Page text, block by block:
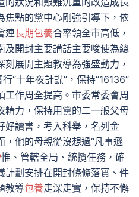
焦點的黨中心剛強引導下，依
連長期包養合率領全市高低，
及開封主要講話主要唆使為總
展開主題教導為強盛動力，
“十年夜計謀”，保持“16136”
作周全提高。市委常委會周
精力，保持用黨的二一般父母
好讀書，考入科舉，名列金
他的母親從沒想過“凡事遜
惟、管轄全局、統攬任務，確
計劃安排在開封條條落實、件
教導包養走深走實，保持不懈